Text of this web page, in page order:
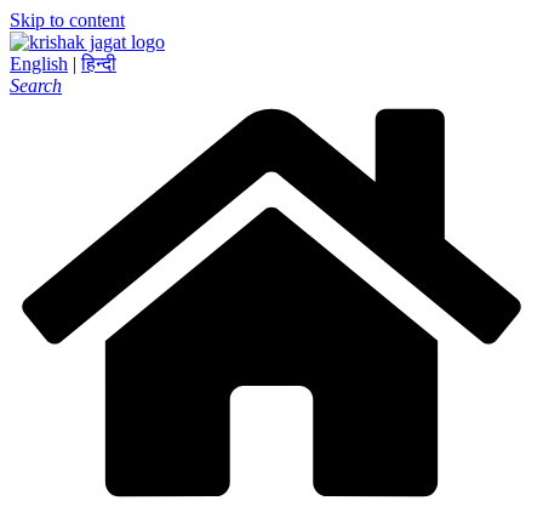
Skip to content
English | हिन्दी
Search